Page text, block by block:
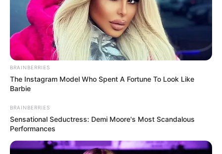
BRAINBERRIES
The Instagram Model Who Spent A Fortune To Look Like
Barbie
BRAINBERRIES
Sensational Seductress: Demi Moore's Most Scandalous
Performances